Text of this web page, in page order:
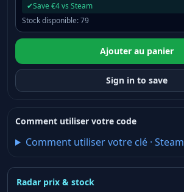
Radar prix & stock
✔Save €4 vs Steam
Stock disponible:79
Ajouter au panier
Sign in to save
Comment utiliser votre code
Comment utiliser votre clé· Steam